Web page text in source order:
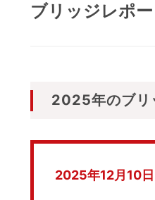
ブリッジレポ
2025年のブリ
2025年12月10